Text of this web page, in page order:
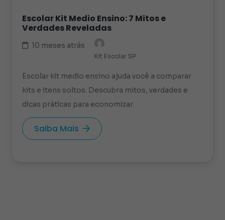
Escolar Kit Medio Ensino: 7 Mitos e
Verdades Reveladas
10 meses atrás
Kit Escolar SP
Escolar kit medio ensino ajuda você a comparar
kits e itens soltos. Descubra mitos, verdades e
dicas práticas para economizar.
Saiba Mais